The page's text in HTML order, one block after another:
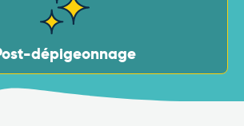
dépigeonnage